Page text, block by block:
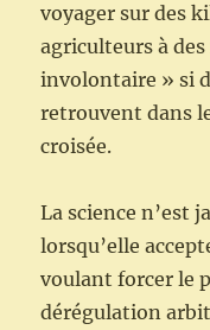
voyager sur des
agriculteurs à
involontaire » si
retrouvent dans
croisée.
La science n’est
lorsqu’elle
voulant forcer le
dérégulation